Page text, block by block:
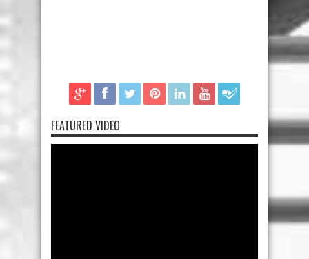
FEATURED VIDEO